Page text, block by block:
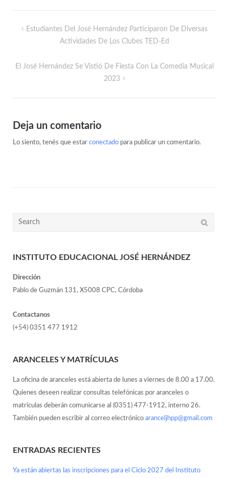
Estudiantes Del José Hernández Participaron De Diversas
Actividades De Los Clubes TED-Ed
El José Hernández Se Vistió De Fiesta Con La Comedia Musical
2023
Deja un comentario
Lo siento, tenés que estar conectadopara publicar un comentario.
INSTITUTO EDUCACIONAL JOSÉ HERNÁNDEZ
Dirección
Pablo de Guzmán 131, X5008 CPC, Córdoba
Contactanos
(+54) 0351 477 1912
ARANCELES Y MATRÍCULAS
La oficina de aranceles está abierta de lunes a viernes de 8.00 a 17.00.
Quienes deseen realizar consultas telefónicas por aranceles o
matrículas deberán comunicarse al (0351) 477-1912, interno 26.
También pueden escribir al correo electrónico aranceljhpp@gmail.com
ENTRADAS RECIENTES
Ya están abiertas las inscripciones para el Ciclo 2027 del Instituto